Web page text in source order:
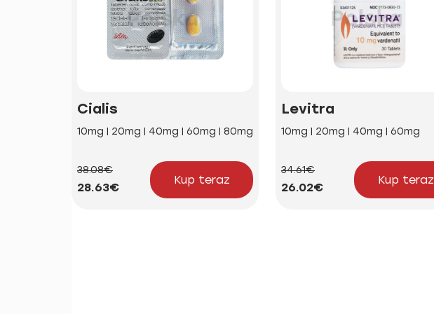
Cialis
10mg | 20mg | 40mg | 60mg | 80mg
38.08€
28.63€
Kup teraz
Levitra
10mg | 20mg | 40mg | 60mg
34.61€
26.02€
Kup teraz